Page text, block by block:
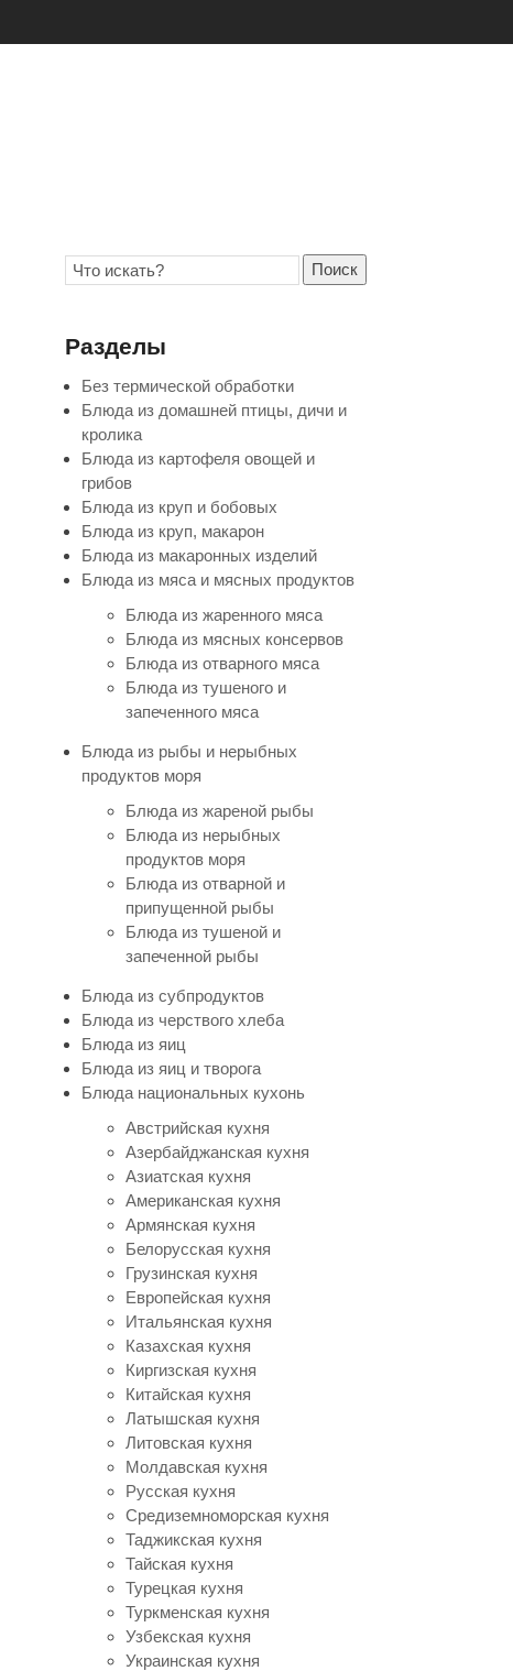
Поиск
Разделы
Без термической обработки
Блюда из домашней птицы, дичи и
кролика
Блюда из картофеля овощей и
грибов
Блюда из круп и бобовых
Блюда из круп, макарон
Блюда из макаронных изделий
Блюда из мяса и мясных продуктов
Блюда из жаренного мяса
Блюда из мясных консервов
Блюда из отварного мяса
Блюда из тушеного и
запеченного мяса
Блюда из рыбы и нерыбных
продуктов моря
Блюда из жареной рыбы
Блюда из нерыбных
продуктов моря
Блюда из отварной и
припущенной рыбы
Блюда из тушеной и
запеченной рыбы
Блюда из субпродуктов
Блюда из черствого хлеба
Блюда из яиц
Блюда из яиц и творога
Блюда национальных кухонь
Австрийская кухня
Азербайджанская кухня
Азиатская кухня
Американская кухня
Армянская кухня
Белорусская кухня
Грузинская кухня
Европейская кухня
Итальянская кухня
Казахская кухня
Киргизская кухня
Китайская кухня
Латышская кухня
Литовская кухня
Молдавская кухня
Русская кухня
Средиземноморская кухня
Таджикская кухня
Тайская кухня
Турецкая кухня
Туркменская кухня
Узбекская кухня
Украинская кухня